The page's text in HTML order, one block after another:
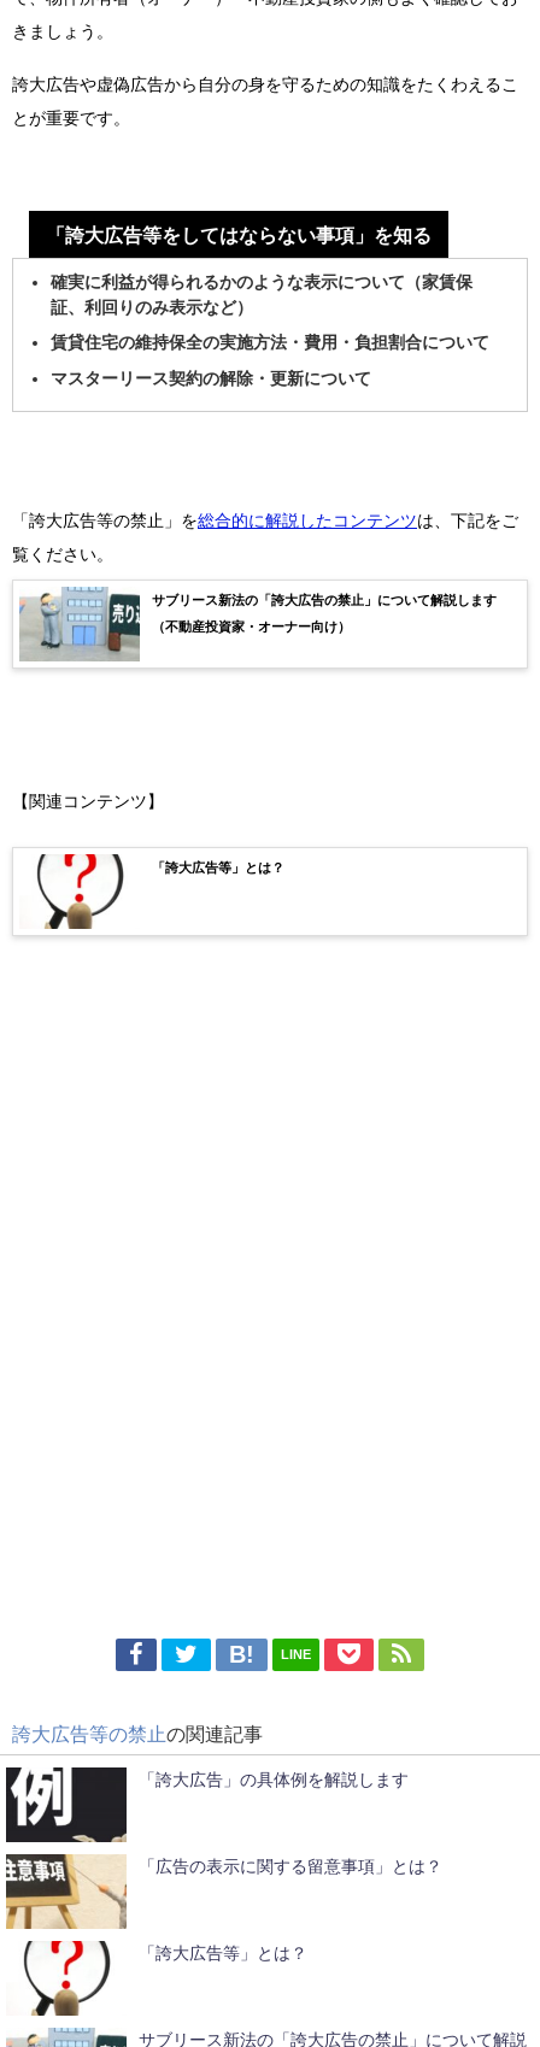
きましょう。
誇大広告や虚偽広告から自分の身を守るための知識をたくわえるこ
とが重要です。
「誇大広告等をしてはならない事項」を知る
確実に利益が得られるかのような表示について（家賃保
証、利回りのみ表示など）
賃貸住宅の維持保全の実施方法・費用・負担割合について
マスターリース契約の解除・更新について
「誇大広告等の禁止」を総合的に解説したコンテンツは、下記をご
覧ください。
サブリース新法の「誇大広告の禁止」について解説します
（不動産投資家・オーナー向け）
【関連コンテンツ】
「誇大広告等」とは？
LINE
誇大広告等の禁止の関連記事
「誇大広告」の具体例を解説します
「広告の表示に関する留意事項」とは？
「誇大広告等」とは？
サブリース新法の「誇大広告の禁止」について解説